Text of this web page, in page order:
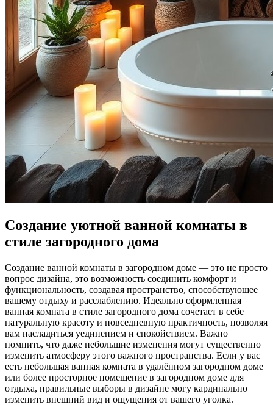
Создание уютной ванной комнаты в
стиле загородного дома
Создание ванной комнаты в загородном доме — это не просто
вопрос дизайна, это возможность соединить комфорт и
функциональность, создавая пространство, способствующее
вашему отдыху и расслаблению. Идеально оформленная
ванная комната в стиле загородного дома сочетает в себе
натуральную красоту и повседневную практичность, позволяя
вам насладиться уединением и спокойствием. Важно
помнить, что даже небольшие изменения могут существенно
изменить атмосферу этого важного пространства. Если у вас
есть небольшая ванная комната в удалённом загородном доме
или более просторное помещение в загородном доме для
отдыха, правильные выборы в дизайне могу кардинально
изменить внешний вид и ощущения от вашего уголка.